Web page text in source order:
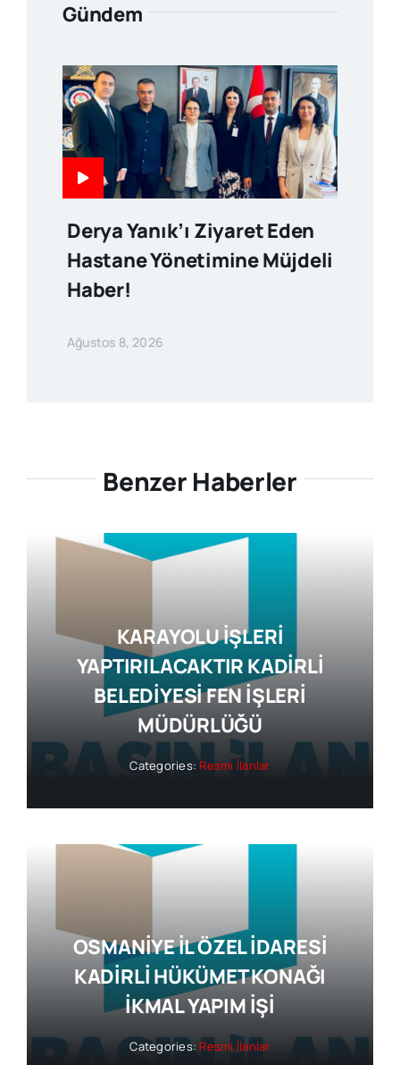
Gündem
Derya Yanık’ı Ziyaret Eden
Hastane Yönetimine Müjdeli
Haber!
Ağustos 8, 2026
Benzer Haberler
KARAYOLU İŞLERİ
YAPTIRILACAKTIR KADİRLİ
BELEDİYESİ FEN İŞLERİ
MÜDÜRLÜĞÜ
Categories: Resmi İlanlar
OSMANİYE İL ÖZEL İDARESİ
KADİRLİ HÜKÜMET KONAĞI
İKMAL YAPIM İŞİ
Categories: Resmi İlanlar